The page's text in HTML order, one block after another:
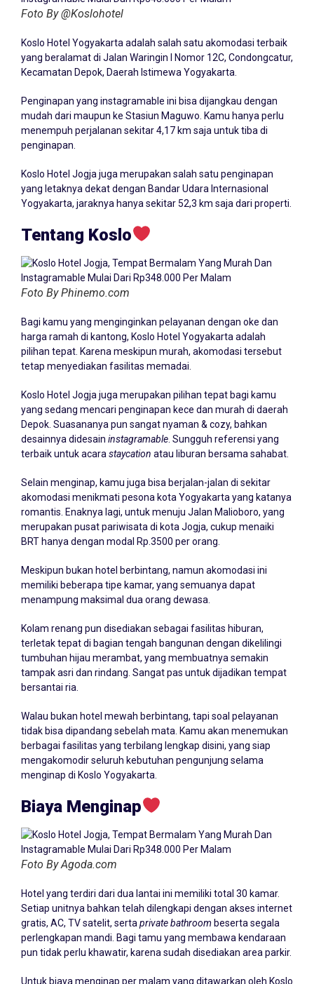
Foto By @Koslohotel
Koslo Hotel Yogyakarta adalah salah satu akomodasi terbaik
yang beralamat di Jalan Waringin I Nomor 12C, Condongcatur,
Kecamatan Depok, Daerah Istimewa Yogyakarta.
Penginapan yang instagramable ini bisa dijangkau dengan
mudah dari maupun ke Stasiun Maguwo. Kamu hanya perlu
menempuh perjalanan sekitar 4,17 km saja untuk tiba di
penginapan.
Koslo Hotel Jogja juga merupakan salah satu penginapan
yang letaknya dekat dengan Bandar Udara Internasional
Yogyakarta, jaraknya hanya sekitar 52,3 km saja dari properti.
Tentang Koslo
Foto By Phinemo.com
Bagi kamu yang menginginkan pelayanan dengan oke dan
harga ramah di kantong, Koslo Hotel Yogyakarta adalah
pilihan tepat. Karena meskipun murah, akomodasi tersebut
tetap menyediakan fasilitas memadai.
Koslo Hotel Jogja juga merupakan pilihan tepat bagi kamu
yang sedang mencari penginapan kece dan murah di daerah
Depok. Suasananya pun sangat nyaman & cozy, bahkan
desainnya didesain instagramable . Sungguh referensi yang
terbaik untuk acara staycation atau liburan bersama sahabat.
Selain menginap, kamu juga bisa berjalan-jalan di sekitar
akomodasi menikmati pesona kota Yogyakarta yang katanya
romantis. Enaknya lagi, untuk menuju Jalan Malioboro, yang
merupakan pusat pariwisata di kota Jogja, cukup menaiki
BRT hanya dengan modal Rp.3500 per orang.
Meskipun bukan hotel berbintang, namun akomodasi ini
memiliki beberapa tipe kamar, yang semuanya dapat
menampung maksimal dua orang dewasa.
Kolam renang pun disediakan sebagai fasilitas hiburan,
terletak tepat di bagian tengah bangunan dengan dikelilingi
tumbuhan hijau merambat, yang membuatnya semakin
tampak asri dan rindang. Sangat pas untuk dijadikan tempat
bersantai ria.
Walau bukan hotel mewah berbintang, tapi soal pelayanan
tidak bisa dipandang sebelah mata. Kamu akan menemukan
berbagai fasilitas yang terbilang lengkap disini, yang siap
mengakomodir seluruh kebutuhan pengunjung selama
menginap di Koslo Yogyakarta.
Biaya Menginap
Foto By Agoda.com
Hotel yang terdiri dari dua lantai ini memiliki total 30 kamar.
Setiap unitnya bahkan telah dilengkapi dengan akses internet
gratis, AC, TV satelit, serta privatebathroom beserta segala
perlengkapan mandi. Bagi tamu yang membawa kendaraan
pun tidak perlu khawatir, karena sudah disediakan area parkir.
Untuk biaya menginap per malam yang ditawarkan oleh Koslo